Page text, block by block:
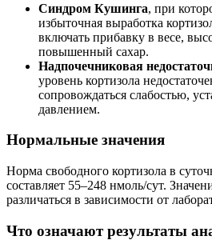
Синдром Кушинга, при
избыточная выработка
включать прибавку в весе,
повышенный сахар.
Надпочечниковая
уровень кортизола
сопровождаться слабостью,
давлением.
Нормальные значения
Норма свободного кортизола в
составляет 55–248 нмоль/сут.
различаться в зависимости от
Что означают результаты